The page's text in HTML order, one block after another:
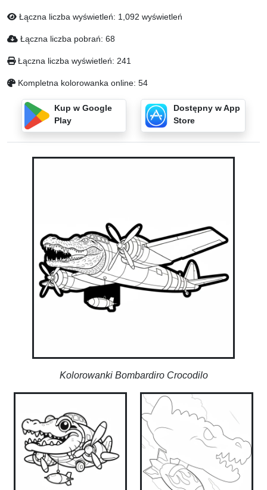
Łączna liczba wyświetleń: 1,092 wyświetleń
Łączna liczba pobrań: 68
Łączna liczba wyświetleń: 241
Kompletna kolorowanka online: 54
Kup w Google
Play
Dostępny w App
Store
Kolorowanki Bombardiro Crocodilo